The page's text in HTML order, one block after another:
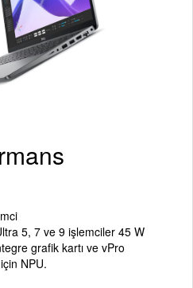
5, 7 ve 9 işlemciler 45 W
grafik kartı ve vPro
NPU.